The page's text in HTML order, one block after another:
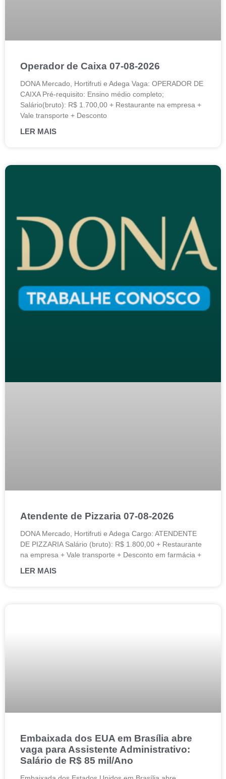
Operador de Caixa 07-08-2026
DONA Mercado, Hortifruti e Adega Vaga: OPERADOR DE
CAIXA Pré-requisito: Ensino médio completo;
Salário(bruto): R$ 1.700,00 + Restaurante na empresa +
Vale transporte + Desconto
LER MAIS
Atendente de Pizzaria 07-08-2026
DONA Mercado, Hortifruti e Adega Cargo: ATENDENTE
DE PIZZARIA Salário (bruto): R$ 1.800,00 + Restaurante
na empresa + Vale transporte + Desconto em farmácia +
LER MAIS
Embaixada dos EUA em Brasília abre
vaga para Assistente Administrativo:
Salário de R$ 85 mil/Ano